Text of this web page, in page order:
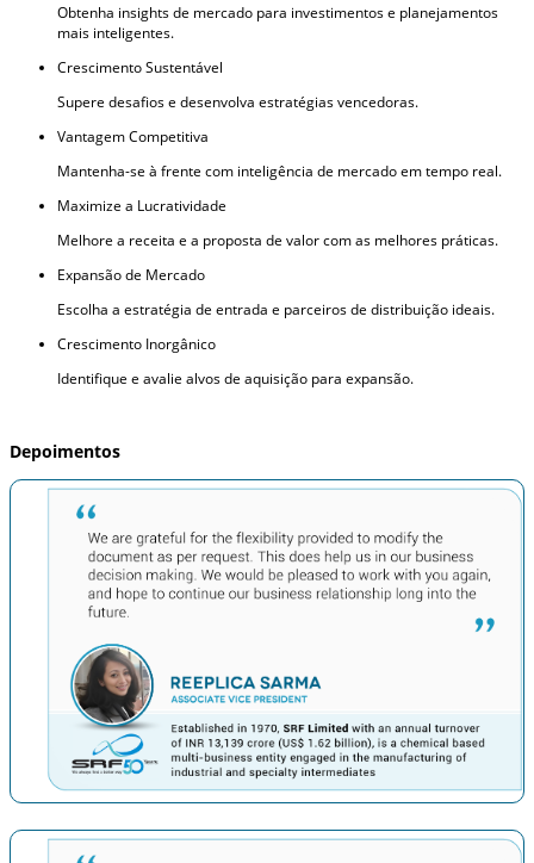
Obtenha insights de mercado para investimentos e planejamentos
mais inteligentes.
Crescimento Sustentável
Supere desafios e desenvolva estratégias vencedoras.
Vantagem Competitiva
Mantenha-se à frente com inteligência de mercado em tempo real.
Maximize a Lucratividade
Melhore a receita e a proposta de valor com as melhores práticas.
Expansão de Mercado
Escolha a estratégia de entrada e parceiros de distribuição ideais.
Crescimento Inorgânico
Identifique e avalie alvos de aquisição para expansão.
Depoimentos